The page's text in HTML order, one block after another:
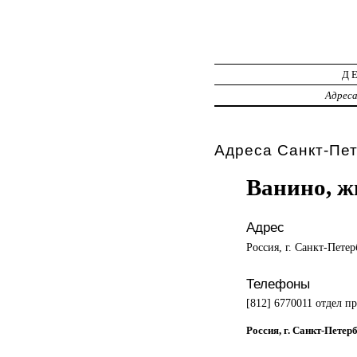
Адреса
Адреса Санкт-
Ванино,
Адрес
Россия, г. Санкт-
Телефоны
[812] 6770011 отдел
Россия, г. Санкт-